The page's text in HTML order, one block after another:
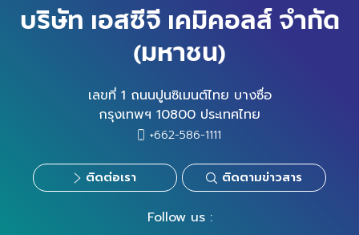
บริษัท เอสซีจี เคมิคอลส์ จำกัด
(มหาชน)
เลขที่ 1 ถนนปูนซิเมนต์ไทย บางซื่อ
กรุงเทพฯ 10800 ประเทศไทย
+662-586-1111
ติดต่อเรา ติดตามข่าวสาร
Follow us :